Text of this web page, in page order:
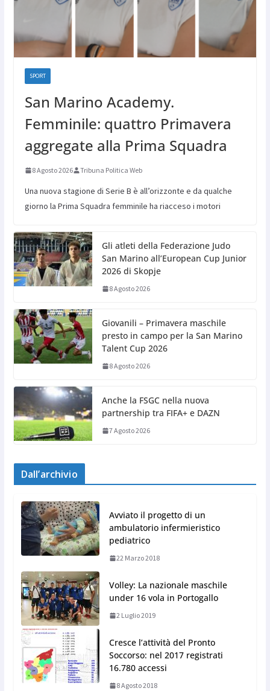
SPORT
San Marino Academy.
Femminile: quattro Primavera
aggregate alla Prima Squadra
8 Agosto 2026 Tribuna Politica Web
Una nuova stagione di Serie B è all’orizzonte e da qualche
giorno la Prima Squadra femminile ha riacceso i motori
Gli atleti della Federazione Judo
San Marino all’European Cup Junior
2026 di Skopje
8 Agosto 2026
Giovanili – Primavera maschile
presto in campo per la San Marino
Talent Cup 2026
8 Agosto 2026
Anche la FSGC nella nuova
partnership tra FIFA+ e DAZN
7 Agosto 2026
Dall’archivio
Avviato il progetto di un
ambulatorio infermieristico
pediatrico
22 Marzo 2018
Volley: La nazionale maschile
under 16 vola in Portogallo
2 Luglio 2019
Cresce l’attività del Pronto
Soccorso: nel 2017 registrati
16.780 accessi
8 Agosto 2018